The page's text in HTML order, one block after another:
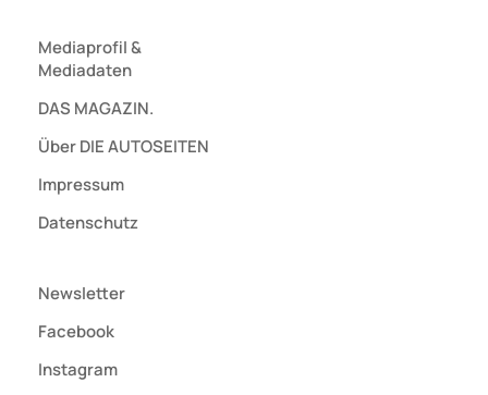
Mediaprofil&
Mediadaten
DAS MAGAZIN.
Über DIE AUTOSEITEN
Impressum
Datenschutz
Newsletter
Facebook
Instagram